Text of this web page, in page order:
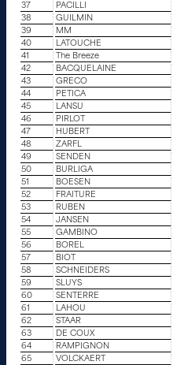
37
PACILLI
38
GUILMIN
39
MM
40
LATOUCHE
41
The Breeze
42
BACQUELAINE
43
GRECO
44
PETICA
45
LANSU
46
PIRLOT
47
HUBERT
48
ZARFL
49
SENDEN
50
BURLIGA
51
BOESEN
52
FRAITURE
53
RUBEN
54
JANSEN
55
GAMBINO
56
BOREL
57
BIOT
58
SCHNEIDERS
59
SLUYS
60
SENTERRE
61
LAHOU
62
STAAR
63
DE COUX
64
RAMPIGNON
65
VOLCKAERT